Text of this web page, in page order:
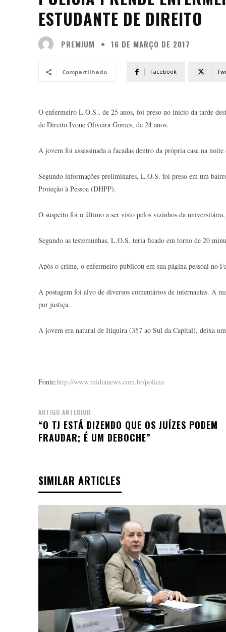
ESTUDANTE DE DIREITO
PREMIUM 16 DE MARÇO DE 2017
Compartilhado Facebook
O enfermeiro L.O.S., de 25 anos, foi preso no início da tarde
de Direito Ivone Oliveira Gomes, de 24 anos.
A jovem foi assassinada a facadas dentro da própria casa na
Segundo informações preliminares, L.O.S. foi preso em um
Proteção à Pessoa (DHPP).
O suspeito foi o último a ser visto pelos vizinhos da
Segundo as testemunhas, L.O.S. teria ficado em torno de 20
Após o crime, o enfermeiro publicou em sua página pessoal no
A postagem foi alvo de diversos comentários de internautas. A
por justiça.
A jovem era natural de Itiquira (357 ao Sul da Capital), deixa
Fonte:http://www.midianews.com.br/policia
ARTIGO ANTERIOR
“O TJ ESTÁ DIZENDO QUE OS JUÍZES PODEM
FRAUDAR; É UM DEBOCHE”
SIMILAR ARTICLES